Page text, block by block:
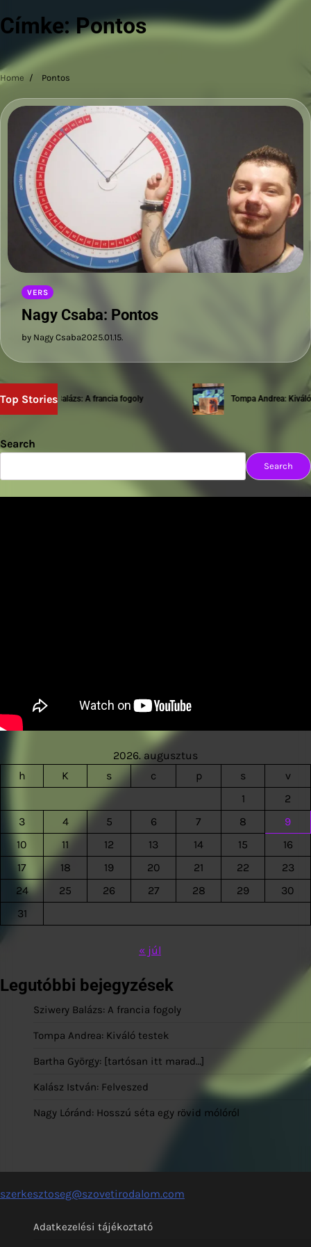
Címke:Pontos
Home Pontos
VERS
Nagy Csaba: Pontos
by Nagy Csaba2025.01.15.
Top Stories
Sziwery Balázs: A francia fogoly Tompa Andrea: Kiváló
Search
Search
2026. augusztus
h
K s c p s
v
1
2
3
4 5 6 7 8
9
10
11 12 13 14 15
16
17
18 19 20 21 22
23
24
25 26 27 28 29
30
31
« júl
Legutóbbi bejegyzések
Sziwery Balázs: A francia fogoly
Tompa Andrea: Kiváló testek
Bartha György: [tartósan itt marad…]
Kalász István: Felveszed
Nagy Lóránd: Hosszú séta egy rövid mólóról
szerkesztoseg@szovetirodalom.com
Adatkezelési tájékoztató